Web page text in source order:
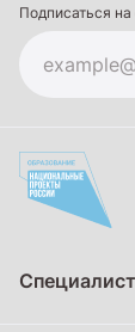
Подписаться